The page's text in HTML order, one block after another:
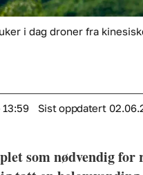
i dag droner fra
13:59 Sist oppdatert
som nødvendig